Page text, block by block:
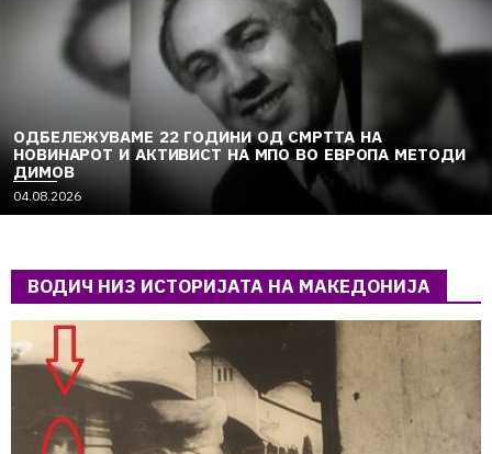
ОДБЕЛЕЖУВАМЕ 22 ГОДИНИ ОД СМРТТА НА
НОВИНАРОТ И АКТИВИСТ НА МПО ВО ЕВРОПА МЕТОДИ
ДИМОВ
04.08.2026
ВОДИЧ НИЗ ИСТОРИЈАТА НА МАКЕДОНИЈА